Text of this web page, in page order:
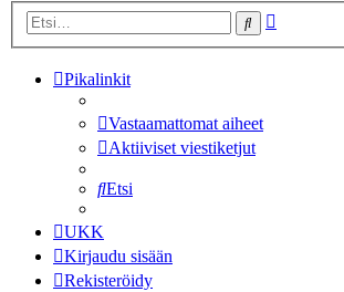
Etsi
Pikalinkit
Vastaamattomat aiheet
Aktiiviset viestiketjut
Etsi
UKK
Kirjaudu sisään
Rekisteröidy